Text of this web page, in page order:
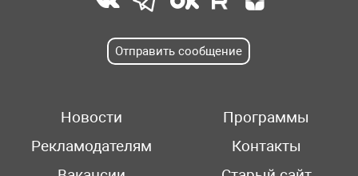
Отправить сообщение
Новости
Программы
Рекламодателям
Контакты